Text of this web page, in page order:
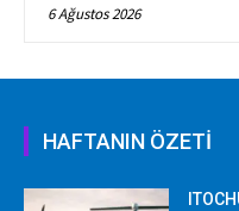
6 Ağustos 2026
HAFTANIN ÖZETİ